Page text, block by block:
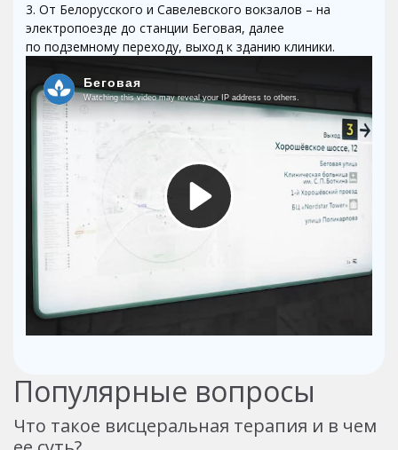
3. От Белорусского и Савелевского вокзалов – на
электропоезде до станции Беговая, далее
по подземному переходу, выход к зданию клиники.
Популярные вопросы
Что такое висцеральная терапия и в чем